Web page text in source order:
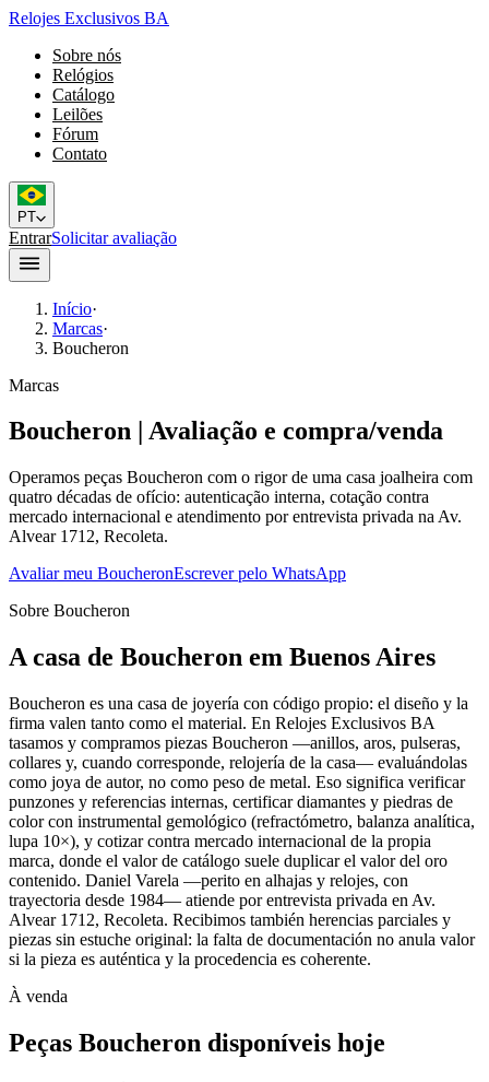
Relojes Exclusivos BA
Sobre nós
Relógios
Catálogo
Leilões
Fórum
Contato
PT
EntrarSolicitar avaliação
Início·
Marcas·
Boucheron
Marcas
Boucheron | Avaliação e compra/venda
Operamos peças Boucheron com o rigor de uma casa joalheira com
quatro décadas de ofício: autenticação interna, cotação contra
mercado internacional e atendimento por entrevista privada na Av.
Alvear 1712, Recoleta.
Avaliar meu BoucheronEscrever pelo WhatsApp
Sobre Boucheron
A casa de Boucheron em Buenos Aires
Boucheron es una casa de joyería con código propio: el diseño y la
firma valen tanto como el material. En Relojes Exclusivos BA
tasamos y compramos piezas Boucheron —anillos, aros, pulseras,
collares y, cuando corresponde, relojería de la casa— evaluándolas
como joya de autor, no como peso de metal. Eso significa verificar
punzones y referencias internas, certificar diamantes y piedras de
color con instrumental gemológico (refractómetro, balanza analítica,
lupa 10×), y cotizar contra mercado internacional de la propia
marca, donde el valor de catálogo suele duplicar el valor del oro
contenido. Daniel Varela —perito en alhajas y relojes, con
trayectoria desde 1984— atiende por entrevista privada en Av.
Alvear 1712, Recoleta. Recibimos también herencias parciales y
piezas sin estuche original: la falta de documentación no anula valor
si la pieza es auténtica y la procedencia es coherente.
À venda
Peças Boucheron disponíveis hoje